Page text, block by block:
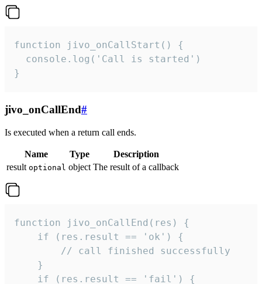
function jivo_onCallStart() {
  console.log('Call is started')
}
jivo_onCallEnd#
Is executed when a return call ends.
Name Type
Description
result optional object The result of a callback
function jivo_onCallEnd(res) {
    if (res.result == 'ok') {
        // call finished successfully
    }
    if (res.result == 'fail') {